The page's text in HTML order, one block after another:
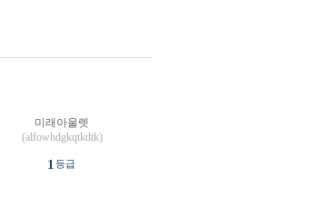
미래아울렛
(alfowhdgkqtkdtk)
1 등급